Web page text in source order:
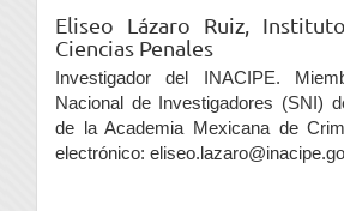
Eliseo Lázaro Ruiz,
Ciencias Penales
Investigador del INACIPE.
Nacional de Investigadores (SNI)
de la Academia Mexicana de
electrónico: